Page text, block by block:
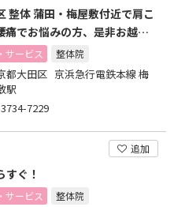
整体 蒲田・梅屋敷付近で肩こ
痛でお悩みの方、是非お越し
い。
サービス 整体院
都大田区 京浜急行電鉄本線 梅
駅
7229
追加
すぐ！
サービス 整体院